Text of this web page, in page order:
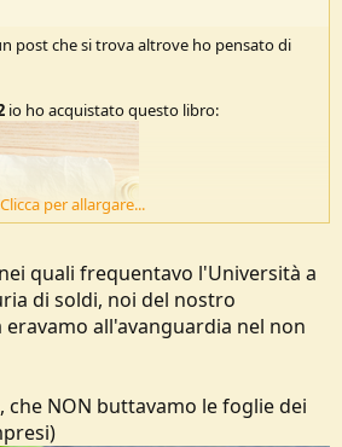
post che si trova altrove ho pensato di
io ho acquistato questo libro:
Clicca per allargare...
quali frequentavo l'Università a
di soldi, noi del nostro
all'avanguardia nel non
che NON buttavamo le foglie dei